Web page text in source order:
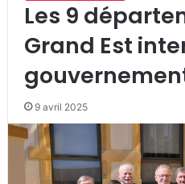
Les 9
Grand Est
9 avril 2025